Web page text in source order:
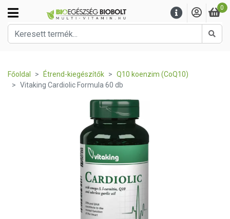
0
Főoldal Étrend-kiegészítők
Q10 koenzim (CoQ10)
Vitaking Cardiolic Formula 60 db